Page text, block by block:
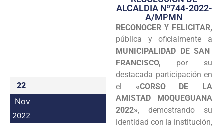
Transparencia
Seguridad
Programas
Intranet
22
Nov
2022
ALCALDIA Nº744-2022-
A/MPMN
RECONOCER Y FELICITAR,
pública y oficialmente a
MUNICIPALIDAD DE SAN
FRANCISCO, por su
destacada participación en
el «CORSO DE LA
AMISTAD MOQUEGUANA
2022», demostrando su
identidad con la institución,